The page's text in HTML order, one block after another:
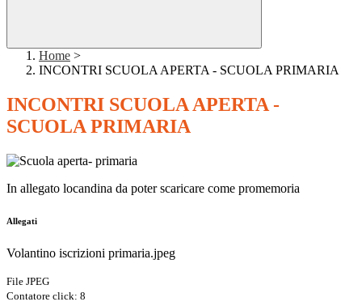
Home >
INCONTRI SCUOLA APERTA - SCUOLA PRIMARIA
INCONTRI SCUOLA APERTA -
SCUOLA PRIMARIA
In allegato locandina da poter scaricare come promemoria
Allegati
Volantino iscrizioni primaria.jpeg
File JPEG
Contatore click: 8